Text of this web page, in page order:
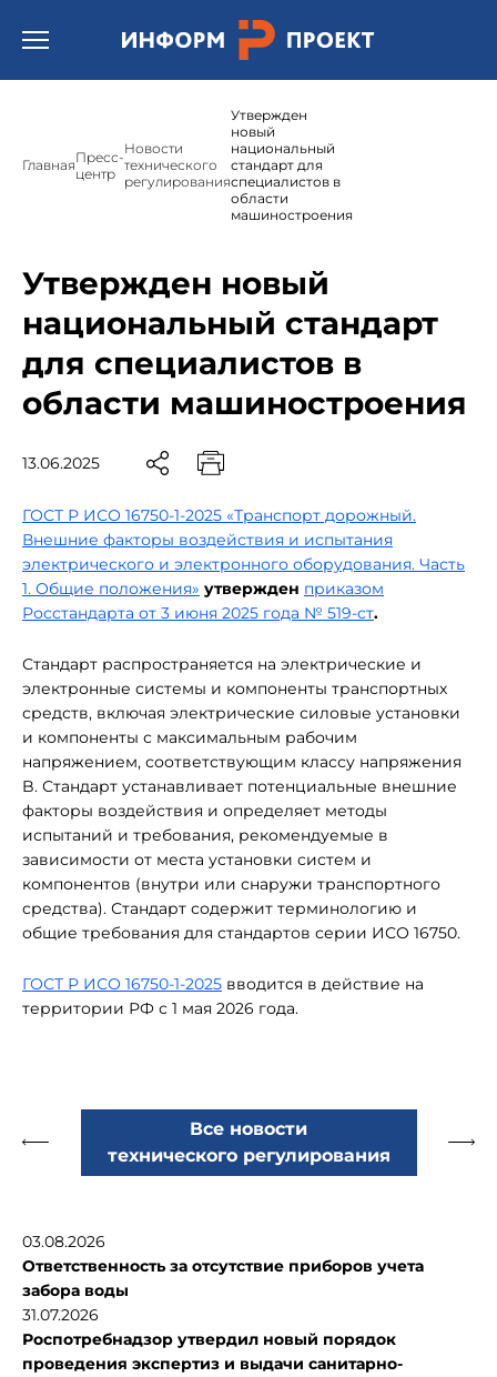
Открыть бургер меню.
ГлавнаяПресс-
центр
Новости
технического
регулирования
Утвержден
новый
национальный
стандарт для
специалистов в
области
машиностроения
Утвержден новый
национальный стандарт
для специалистов в
области машиностроения
13.06.2025
ГОСТ Р ИСО 16750-1-2025 «Транспорт дорожный.
Внешние факторы воздействия и испытания
электрического и электронного оборудования. Часть
1. Общие положения» утвержден приказом
Росстандарта от 3 июня 2025 года № 519-ст.
Стандарт распространяется на электрические и
электронные системы и компоненты транспортных
средств, включая электрические силовые установки
и компоненты с максимальным рабочим
напряжением, соответствующим классу напряжения
B. Стандарт устанавливает потенциальные внешние
факторы воздействия и определяет методы
испытаний и требования, рекомендуемые в
зависимости от места установки систем и
компонентов (внутри или снаружи транспортного
средства). Стандарт содержит терминологию и
общие требования для стандартов серии ИСО 16750.
ГОСТ Р ИСО 16750-1-2025 вводится в действие на
территории РФ с 1 мая 2026 года.
Все новости
технического регулирования
03.08.2026
Ответственность за отсутствие приборов учета
забора воды
31.07.2026
Роспотребнадзор утвердил новый порядок
проведения экспертиз и выдачи санитарно-